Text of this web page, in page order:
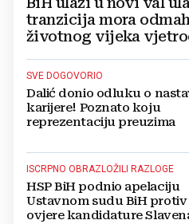
tranzicija mora
životnog vijeka
SVE DOGOVORIO
Dalić donio odluku o
karijere! Poznato koju
reprezentaciju preuzima
ISCRPNO OBRAZLOŽILI RAZLOGE
HSP BiH podnio apelaciju
Ustavnom sudu BiH protiv
ovjere kandidature